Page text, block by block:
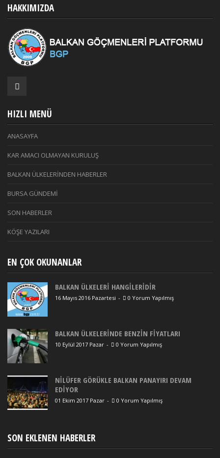
HAKKIMIZDA
HIZLI MENÜ
ANASAYFA
KAR AMACI OLMAYAN KURULUŞ
BALKAN ÜLKELERİNDEN HABERLER
BURSA GÜNDEMİ
SON HABERLER
KÖŞE YAZILARI
EN ÇOK OKUNANLAR
BALKAN ÜLKELERİ HANGİLERİDİR
16 Mayıs 2016 Pazartesi - 0 Yorum Yapılmış
BALKAN ÜLKELERİNDE BENZİN FİYATLARI
10 Eylül 2017 Pazar - 0 Yorum Yapılmış
NİLÜFER GÖRÜKLE BALKAN PANAYIRI DEVAM
EDİYOR
01 Ekim 2017 Pazar - 0 Yorum Yapılmış
SON EKLENEN HABERLER